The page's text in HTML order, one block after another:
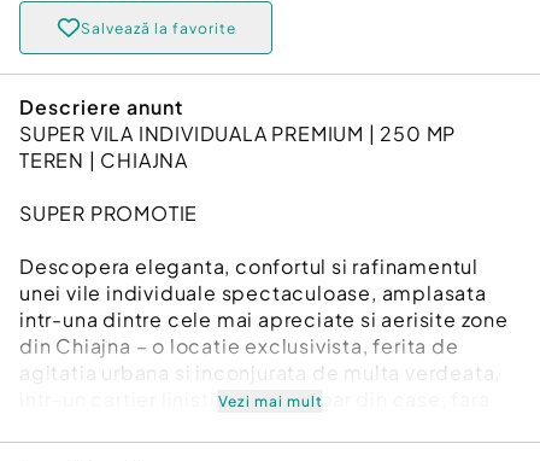
Salvează la favorite
Descriere anunt
SUPER VILA INDIVIDUALA PREMIUM | 250 MP
TEREN | CHIAJNA
SUPER PROMOTIE
Descopera eleganta, confortul si rafinamentul
unei vile individuale spectaculoase, amplasata
intr-una dintre cele mai apreciate si aerisite zone
din Chiajna – o locatie exclusivista, ferita de
agitatia urbana si inconjurata de multa verdeata,
intr-un cartier linistit, format doar din case, fara
Vezi mai mult